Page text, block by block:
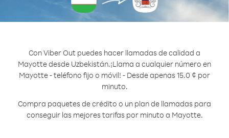
Con Viber Out puedes hacer llamadas de calidad a
Mayotte desde Uzbekistán.¡Llama a cualquier número en
Mayotte - teléfono fijo o móvil! - Desde apenas 15.0 ¢ por
minuto.
Compra paquetes de crédito o un plan de llamadas para
conseguir las mejores tarifas por minuto a Mayotte.